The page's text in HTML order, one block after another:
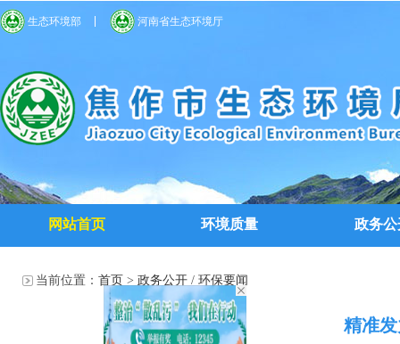
生态环境部 河南省生态环境厅
网站首页 环境质量 政务公
当前位置： 首页 > 政务公开 / 环保要闻
精准